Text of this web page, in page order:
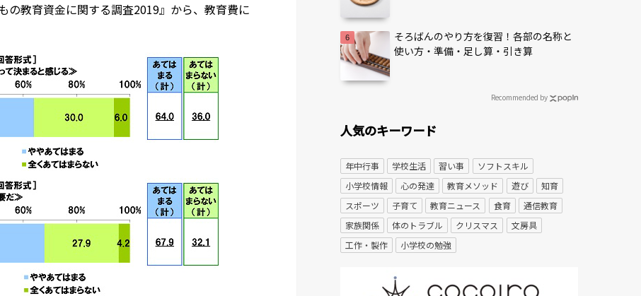
の教育資金に関する調査2019』から、教育費に
そろばんのやり方を復習！各部の名称と
使い方・準備・足し算・引き算
Recommended by
人気のキーワード
年中行事 学校生活 習い事
ソフトスキル
小学校情報
心の発達 教育メソッド 遊び
知育
スポーツ
子育て 教育ニュース 食育
通信教育
家族関係
体のトラブル クリスマス
文房具
工作・製作
小学校の勉強